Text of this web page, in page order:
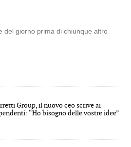
del giorno prima di chiunque altro
Group, il nuovo ceo scrive ai
“Ho bisogno delle vostre idee”